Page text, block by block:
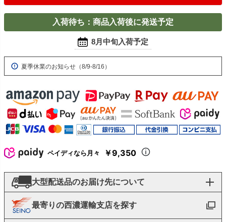
入荷待ち：商品入荷後に発送予定
8月中旬入荷予定
夏季休業のお知らせ（8/9-8/16）
ペイディなら月々 ￥9,350
大型配送品のお届け先について
最寄りの西濃運輸支店を探す